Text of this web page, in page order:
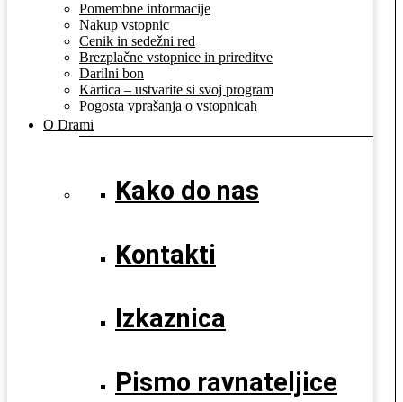
Pomembne informacije
Nakup vstopnic
Cenik in sedežni red
Brezplačne vstopnice in prireditve
Darilni bon
Kartica – ustvarite si svoj program
Pogosta vprašanja o vstopnicah
O Drami
Kako do nas
Kontakti
Izkaznica
Pismo ravnateljice